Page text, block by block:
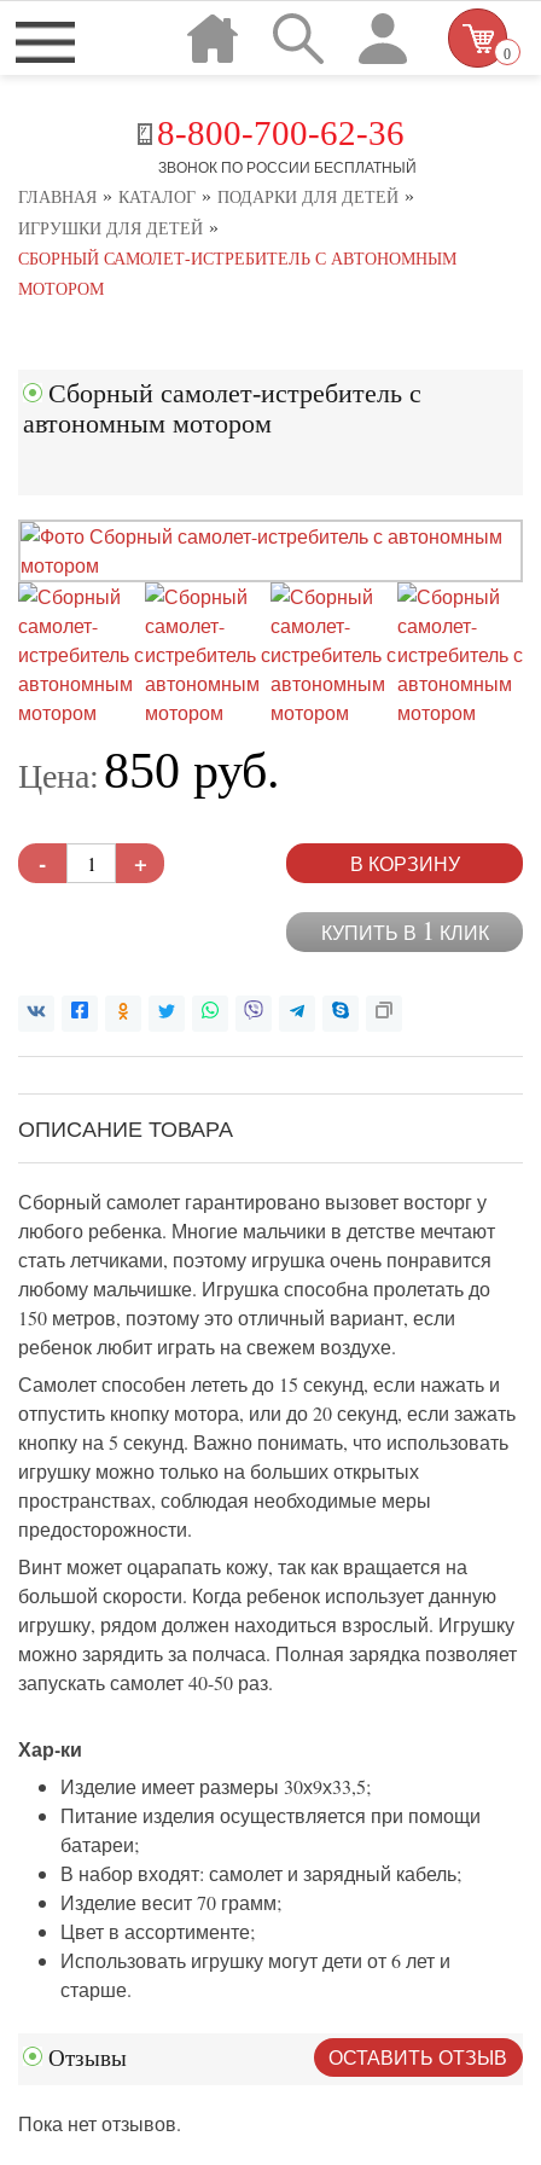
8-800-700-62-36
ЗВОНОК ПО РОССИИ БЕСПЛАТНЫЙ
0
ГЛАВНАЯ » КАТАЛОГ » ПОДАРКИ ДЛЯ ДЕТЕЙ »
ИГРУШКИ ДЛЯ ДЕТЕЙ »
СБОРНЫЙ САМОЛЕТ-ИСТРЕБИТЕЛЬ С АВТОНОМНЫМ
МОТОРОМ
Сборный самолет-истребитель с
автономным мотором
Цена: 850 руб.
- + В КОРЗИНУ
КУПИТЬ В 1 КЛИК
ОПИСАНИЕ ТОВАРА
Сборный самолет гарантировано вызовет восторг у
любого ребенка. Многие мальчики в детстве мечтают
стать летчиками, поэтому игрушка очень понравится
любому мальчишке. Игрушка способна пролетать до
150 метров, поэтому это отличный вариант, если
ребенок любит играть на свежем воздухе.
Самолет способен лететь до 15 секунд, если нажать и
отпустить кнопку мотора, или до 20 секунд, если зажать
кнопку на 5 секунд. Важно понимать, что использовать
игрушку можно только на больших открытых
пространствах, соблюдая необходимые меры
предосторожности.
Винт может оцарапать кожу, так как вращается на
большой скорости. Когда ребенок использует данную
игрушку, рядом должен находиться взрослый. Игрушку
можно зарядить за полчаса. Полная зарядка позволяет
запускать самолет 40-50 раз.
Хар-ки
Изделие имеет размеры 30х9х33,5;
Питание изделия осуществляется при помощи
батареи;
В набор входят: самолет и зарядный кабель;
Изделие весит 70 грамм;
Цвет в ассортименте;
Использовать игрушку могут дети от 6 лет и
старше.
Отзывы ОСТАВИТЬ ОТЗЫВ
Пока нет отзывов.